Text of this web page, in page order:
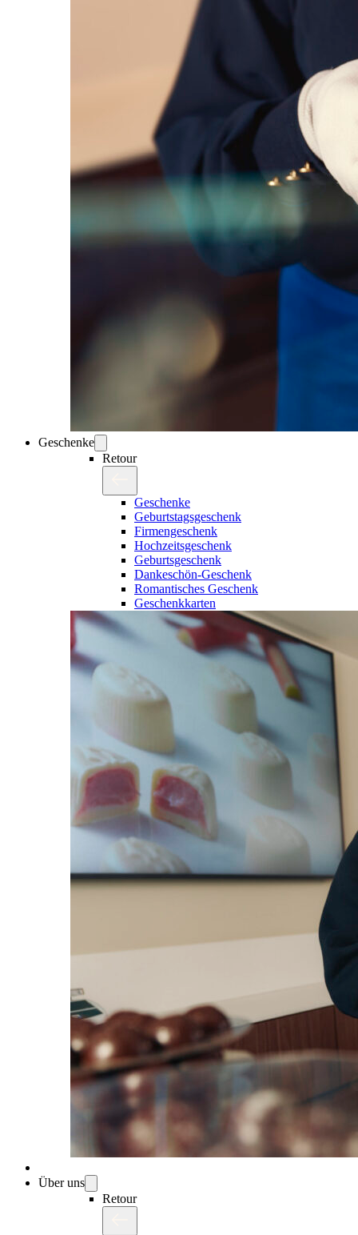
Geschenke
Retour
Geschenke
Geburtstagsgeschenk
Firmengeschenk
Hochzeitsgeschenk
Geburtsgeschenk
Dankeschön-Geschenk
Romantisches Geschenk
Geschenkkarten
Über uns
Retour